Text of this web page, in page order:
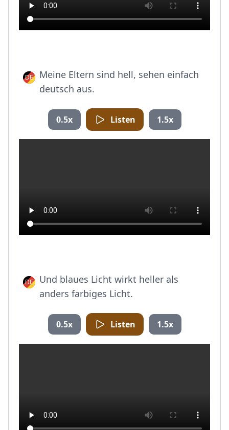
Meine Eltern sind hell, sehen einfach
deutsch aus.
0.5x Listen 1.5x
Und blaues Licht wirkt heller als
anders farbiges Licht.
0.5x Listen 1.5x